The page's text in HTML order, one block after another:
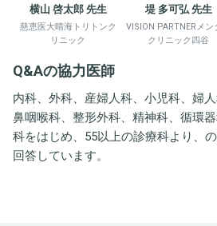
横山 啓太郎 先生
慈恵医大晴海トリトンク
リニック
堤 多可弘 先生
VISION PARTNERメン
クリニック四谷
Q&Aの協力医師
内科、外科、産婦人科、小児科、婦
鼻咽喉科、整形外科、精神科、循環
科をはじめ、55以上の診療科より、
回答しています。